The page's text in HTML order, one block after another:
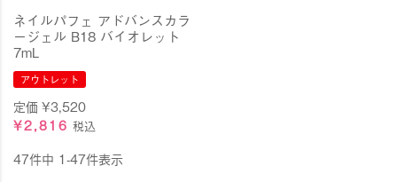
ネイルパフェ アドバンスカラ
ージェル B18 バイオレット
7mL
アウトレット
定価¥3,520
¥2,816 税込
47件中 1-47件表示